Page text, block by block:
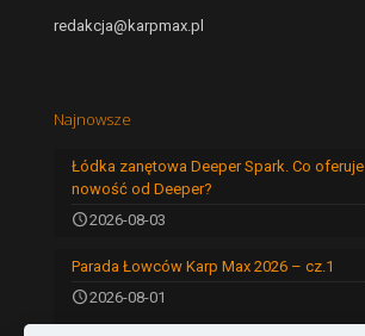
redakcja@karpmax.pl
Najnowsze
Łódka zanętowa Deeper Spark. Co oferuje
nowość od Deeper?
2026-08-03
Parada Łowców Karp Max 2026 – cz.1
2026-08-01